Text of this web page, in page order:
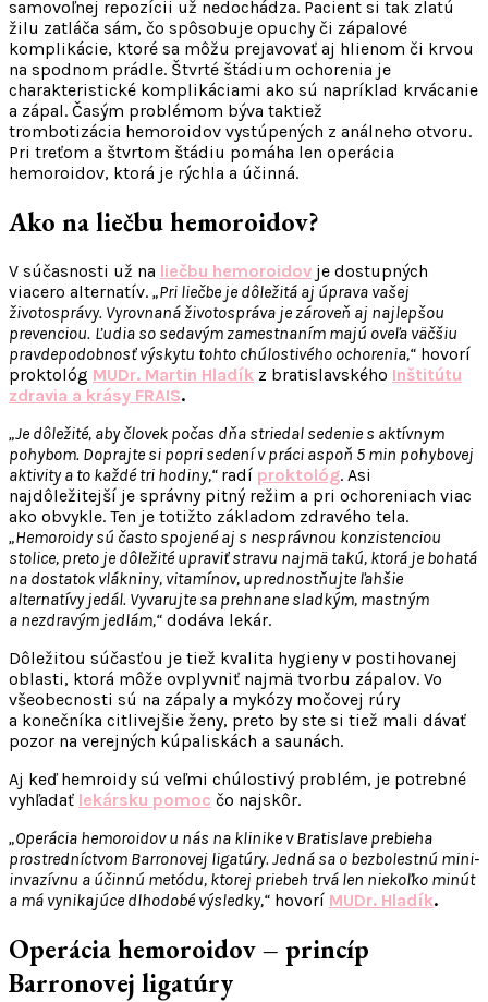
samovoľnej repozícii už nedochádza. Pacient si tak zlatú
žilu zatláča sám, čo spôsobuje opuchy či zápalové
komplikácie, ktoré sa môžu prejavovať aj hlienom či krvou
na spodnom prádle. Štvrté štádium ochorenia je
charakteristické komplikáciami ako sú napríklad krvácanie
a zápal. Časým problémom býva taktiež
trombotizácia hemoroidov vystúpených z análneho otvoru.
Pri treťom a štvrtom štádiu pomáha len operácia
hemoroidov, ktorá je rýchla a účinná.
Ako na liečbu hemoroidov?
V súčasnosti už na liečbu hemoroidov je dostupných
viacero alternatív. „Pri liečbe je dôležitá aj úprava vašej
životosprávy. Vyrovnaná životospráva je zároveň aj najlepšou
prevenciou. Ľudia so sedavým zamestnaním majú oveľa väčšiu
pravdepodobnosť výskytu tohto chúlostivého ochorenia,“ hovorí
proktológ MUDr. Martin Hladík z bratislavského Inštitútu
zdravia a krásy FRAIS.
„Je dôležité, aby človek počas dňa striedal sedenie s aktívnym
pohybom. Doprajte si popri sedení v práci aspoň 5 min pohybovej
aktivity a to každé tri hodiny,“ radí proktológ. Asi
najdôležitejší je správny pitný režim a pri ochoreniach viac
ako obvykle. Ten je totižto základom zdravého tela.
„Hemoroidy sú často spojené aj s nesprávnou konzistenciou
stolice, preto je dôležité upraviť stravu najmä takú, ktorá je bohatá
na dostatok vlákniny, vitamínov, uprednostňujte ľahšie
alternatívy jedál. Vyvarujte sa prehnane sladkým, mastným
a nezdravým jedlám,“ dodáva lekár.
Dôležitou súčasťou je tiež kvalita hygieny v postihovanej
oblasti, ktorá môže ovplyvniť najmä tvorbu zápalov. Vo
všeobecnosti sú na zápaly a mykózy močovej rúry
a konečníka citlivejšie ženy, preto by ste si tiež mali dávať
pozor na verejných kúpaliskách a saunách.
Aj keď hemroidy sú veľmi chúlostivý problém, je potrebné
vyhľadať lekársku pomoc čo najskôr.
„Operácia hemoroidov u nás na klinike v Bratislave prebieha
prostredníctvom Barronovej ligatúry. Jedná sa o bezbolestnú mini-
invazívnu a účinnú metódu, ktorej priebeh trvá len niekoľko minút
a má vynikajúce dlhodobé výsledky,“ hovorí MUDr. Hladík.
Operácia hemoroidov – princíp
Barronovej ligatúry